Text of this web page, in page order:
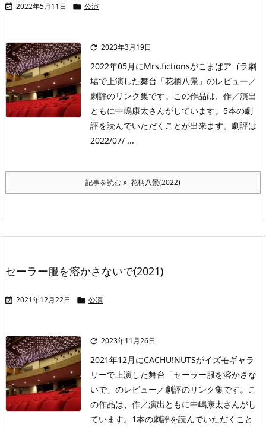
 2022年5月11日  公演
 2023年3月19日
2022年05月にMrs.fictionsがこまばアゴラ劇
場で上演した舞台「花柄八景」のレビュー／
劇評のリンク集です。この作品は、作／演出
ともに中嶋康太さんがしています。5本の劇
評を読んでいただくことが出来ます。劇評は
2022/07/ ...
記事を読む 花柄八景(2022)
セーラー服を溶かさないで(2021)
 2021年12月22日  公演
 2023年11月26日
2021年12月にCACHU!NUTSがイズモギャラ
リーで上演した舞台「セーラー服を溶かさな
いで」のレビュー／劇評のリンク集です。こ
の作品は、作／演出ともに中嶋康太さんがし
ています。1本の劇評を読んでいただくこと